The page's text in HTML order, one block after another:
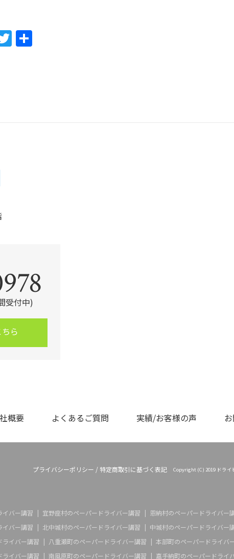
T
受付中)
ら
概要 よくあるご質問 実績/お客様の声
プライバシーポリシー / 特定商取引に基づく表記 Copyright (C) 2019 ドラ
イバー講習 宜野座村のペーパードライバー講習
恩納村のペーパードライバー
イバー講習 北中城村のペーパードライバー講習
中城村のペーパードライバー
ライバー講習 八重瀬町のペーパードライバー講習
本部町のペーパードライバ
ライバー講習 南風原町のペーパードライバー講習 嘉手納町のペーパードライ